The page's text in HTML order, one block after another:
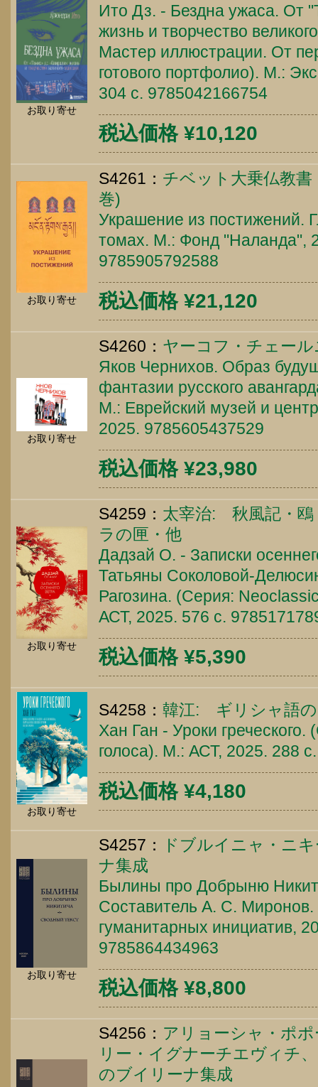
お取り寄せ
Ито Дз. - Бездна ужаса. От
жизнь и творчество
Мастер иллюстрации. От
готового портфолио). М.:
304 c. 9785042166754
税込価格 ¥10,120
お取り寄せ
S4261： チベット大乗仏教
巻)
Украшение из постижений.
томах. М.: Фонд "Наланда",
9785905792588
税込価格 ¥21,120
お取り寄せ
S4260： ヤーコフ・チェー
Яков Чернихов. Образ
фантазии русского
М.: Еврейский музей и
2025. 9785605437529
税込価格 ¥23,980
お取り寄せ
S4259： 太宰治: 秋風記・鴎
ラの匣・他
Дадзай О. - Записки
Татьяны Соколовой-
Рагозина. (Серия:
АСТ, 2025. 576 c.
税込価格 ¥5,390
お取り寄せ
S4258： 韓江: ギリシャ語
Хан Ган - Уроки греческого.
голоса). М.: АСТ, 2025. 288
税込価格 ¥4,180
お取り寄せ
S4257：
ドブルイニャ・ニ
ナ集成
Былины про Добрыню
Составитель А. С.
гуманитарных инициатив,
9785864434963
税込価格 ¥8,800
S4256： アリョーシャ・ポ
リー・イグナーチエヴィチ
のブイリーナ集成